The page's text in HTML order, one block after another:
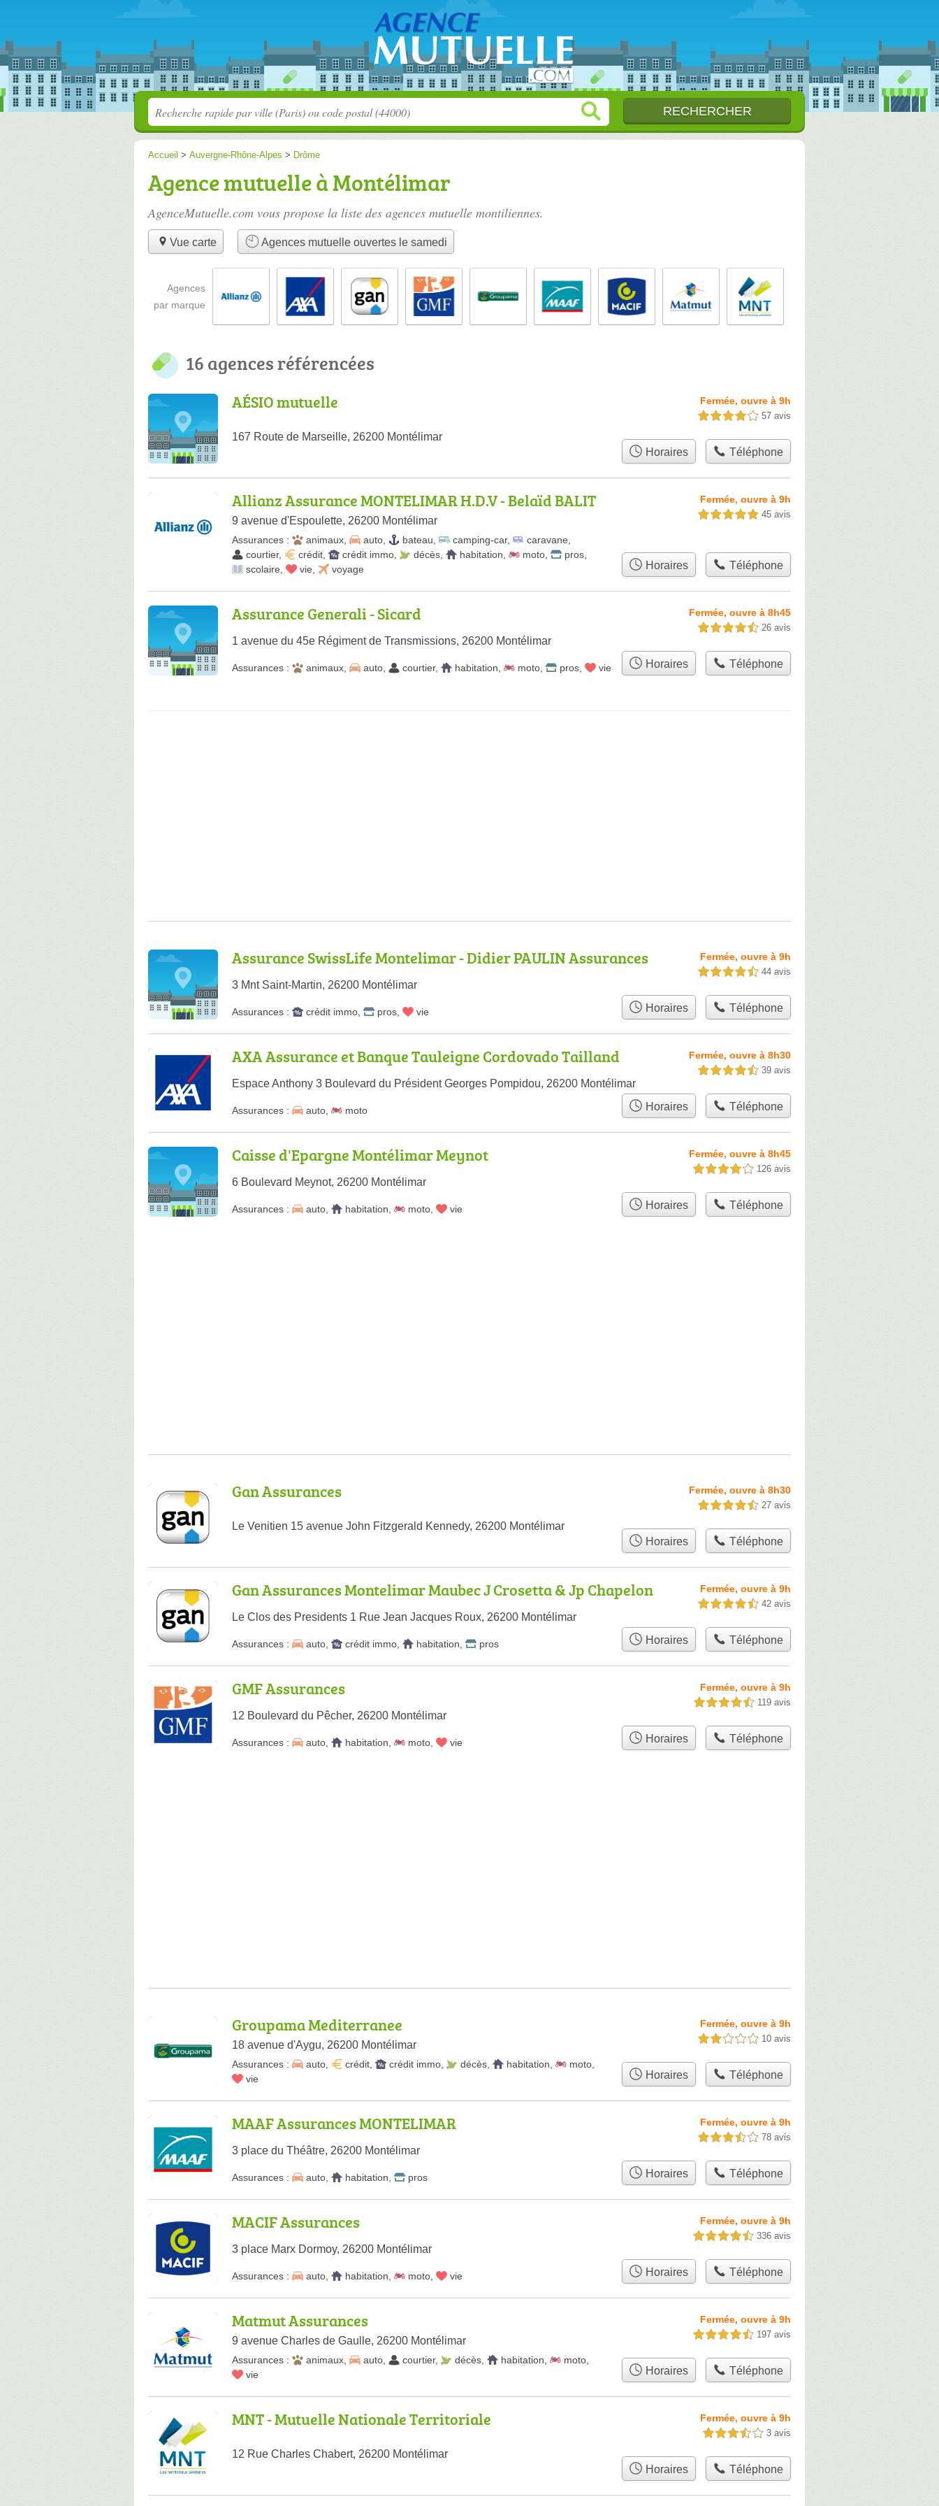
Accueil > Auvergne-Rhône-Alpes > Drôme
Agence mutuelle à Montélimar
AgenceMutuelle.com vous propose la liste des agences mutuelle montiliennes.
Vue carte Agences mutuelle ouvertes le samedi
Agences
par marque
16 agences référencées
AÉSIO mutuelle
167 Route de Marseille, 26200 Montélimar
Fermée, ouvre à 9h
4,0 étoiles sur 5 57 avis
Horaires Téléphone
Allianz Assurance MONTELIMAR H.D.V - Belaïd BALIT
9 avenue d'Espoulette, 26200 Montélimar
Fermée, ouvre à 9h
5,0 étoiles sur 5 45 avis
Assurances : animaux auto bateau camping-car, caravane
courtier, crédit crédit immo décès habitation moto pros
scolaire
vie voyage Horaires Téléphone
Assurance Generali - Sicard
1 avenue du 45e Régiment de Transmissions, 26200 Montélimar
Fermée, ouvre à 8h45
4,5 étoiles sur 5 26 avis
Assurances : animaux auto courtier, habitation moto pros vie Horaires Téléphone
Assurance SwissLife Montelimar - Didier PAULIN Assurances
3 Mnt Saint-Martin, 26200 Montélimar
Fermée, ouvre à 9h
4,5 étoiles sur 5 44 avis
Assurances : crédit immo pros vie Horaires Téléphone
AXA Assurance et Banque Tauleigne Cordovado Tailland
Espace Anthony 3 Boulevard du Président Georges Pompidou, 26200 Montélimar
Fermée, ouvre à 8h30
4,5 étoiles sur 5 39 avis
Assurances : auto moto Horaires Téléphone
Caisse d'Epargne Montélimar Meynot
6 Boulevard Meynot, 26200 Montélimar
Fermée, ouvre à 8h45
4,0 étoiles sur 5 126 avis
Assurances : auto habitation moto vie Horaires Téléphone
Gan Assurances
Le Venitien 15 avenue John Fitzgerald Kennedy, 26200 Montélimar
Fermée, ouvre à 8h30
4,5 étoiles sur 5 27 avis
Horaires Téléphone
Gan Assurances Montelimar Maubec J Crosetta & Jp Chapelon
Le Clos des Presidents 1 Rue Jean Jacques Roux, 26200 Montélimar
Fermée, ouvre à 9h
4,5 étoiles sur 5 42 avis
Assurances : auto crédit immo habitation pros Horaires Téléphone
GMF Assurances
12 Boulevard du Pêcher, 26200 Montélimar
Fermée, ouvre à 9h
4,5 étoiles sur 5 119 avis
Assurances : auto habitation moto vie Horaires Téléphone
Groupama Mediterranee
18 avenue d'Aygu, 26200 Montélimar
Fermée, ouvre à 9h
2,0 étoiles sur 5 10 avis
Assurances : auto crédit crédit immo décès habitation moto
vie
Horaires Téléphone
MAAF Assurances MONTELIMAR
3 place du Théâtre, 26200 Montélimar
Fermée, ouvre à 9h
3,5 étoiles sur 5 78 avis
Assurances : auto habitation pros Horaires Téléphone
MACIF Assurances
3 place Marx Dormoy, 26200 Montélimar
Fermée, ouvre à 9h
4,5 étoiles sur 5 336 avis
Assurances : auto habitation moto vie Horaires Téléphone
Matmut Assurances
9 avenue Charles de Gaulle, 26200 Montélimar
Fermée, ouvre à 9h
4,5 étoiles sur 5 197 avis
Assurances : animaux auto courtier, décès habitation moto
vie
Horaires Téléphone
MNT - Mutuelle Nationale Territoriale
12 Rue Charles Chabert, 26200 Montélimar
Fermée, ouvre à 9h
3,5 étoiles sur 5 3 avis
Horaires Téléphone